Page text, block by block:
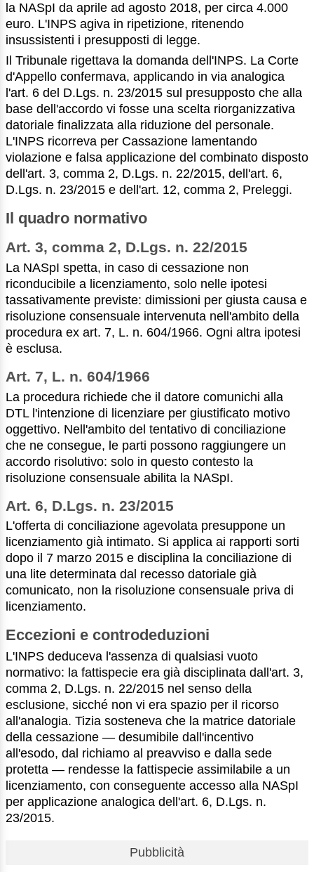
la NASpI da aprile ad agosto 2018, per circa 4.000
euro. L'INPS agiva in ripetizione, ritenendo
insussistenti i presupposti di legge.
Il Tribunale rigettava la domanda dell'INPS. La Corte
d'Appello confermava, applicando in via analogica
l'art. 6 del D.Lgs. n. 23/2015 sul presupposto che alla
base dell'accordo vi fosse una scelta riorganizzativa
datoriale finalizzata alla riduzione del personale.
L'INPS ricorreva per Cassazione lamentando
violazione e falsa applicazione del combinato disposto
dell'art. 3, comma 2, D.Lgs. n. 22/2015, dell'art. 6,
D.Lgs. n. 23/2015 e dell'art. 12, comma 2, Preleggi.
Il quadro normativo
Art. 3, comma 2, D.Lgs. n. 22/2015
La NASpI spetta, in caso di cessazione non
riconducibile a licenziamento, solo nelle ipotesi
tassativamente previste: dimissioni per giusta causa e
risoluzione consensuale intervenuta nell'ambito della
procedura ex art. 7, L. n. 604/1966. Ogni altra ipotesi
è esclusa.
Art. 7, L. n. 604/1966
La procedura richiede che il datore comunichi alla
DTL l'intenzione di licenziare per giustificato motivo
oggettivo. Nell'ambito del tentativo di conciliazione
che ne consegue, le parti possono raggiungere un
accordo risolutivo: solo in questo contesto la
risoluzione consensuale abilita la NASpI.
Art. 6, D.Lgs. n. 23/2015
L'offerta di conciliazione agevolata presuppone un
licenziamento già intimato. Si applica ai rapporti sorti
dopo il 7 marzo 2015 e disciplina la conciliazione di
una lite determinata dal recesso datoriale già
comunicato, non la risoluzione consensuale priva di
licenziamento.
Eccezioni e controdeduzioni
L'INPS deduceva l'assenza di qualsiasi vuoto
normativo: la fattispecie era già disciplinata dall'art. 3,
comma 2, D.Lgs. n. 22/2015 nel senso della
esclusione, sicché non vi era spazio per il ricorso
all'analogia. Tizia sosteneva che la matrice datoriale
della cessazione — desumibile dall'incentivo
all'esodo, dal richiamo al preavviso e dalla sede
protetta — rendesse la fattispecie assimilabile a un
licenziamento, con conseguente accesso alla NASpI
per applicazione analogica dell'art. 6, D.Lgs. n.
23/2015.
Pubblicità